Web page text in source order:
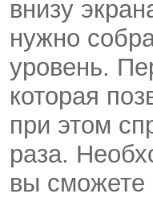
внизу
нужно
уровень.
которая
при этом
раза.
вы сможете